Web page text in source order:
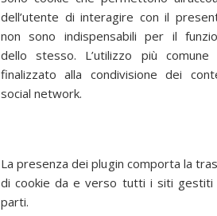
dell’utente di interagire con il
non sono indispensabili per il
dello stesso. L’utilizzo più
finalizzato alla condivisione dei
social network.
La presenza dei plugin comporta la
di cookie da e verso tutti i siti
parti.